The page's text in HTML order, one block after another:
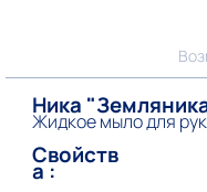
Ника
Жидкое мыло для рук
Свойств
а :